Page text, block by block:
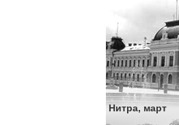
Нитра, март